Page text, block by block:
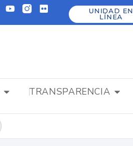
UNIDAD EN
LÍNEA
TRANSPARENCIA
de búsqueda